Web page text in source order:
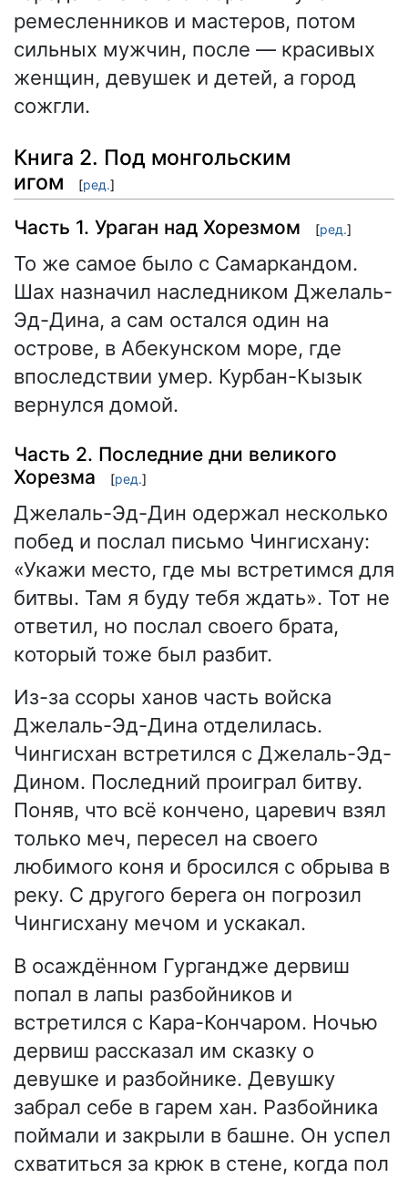
ремесленников и мастеров, потом
сильных мужчин, после — красивых
женщин, девушек и детей, а город
сожгли.
Книга 2. Под монгольским
игом
[ред.]
Часть 1. Ураган над Хорезмом [ред.]
То же самое было с Самаркандом.
Шах назначил наследником Джелаль-
Эд-Дина, а сам остался один на
острове, в Абекунском море, где
впоследствии умер. Курбан-Кызык
вернулся домой.
Часть 2. Последние дни великого
Хорезма
[ред.]
Джелаль-Эд-Дин одержал несколько
побед и послал письмо Чингисхану:
«Укажи место, где мы встретимся для
битвы. Там я буду тебя ждать». Тот не
ответил, но послал своего брата,
который тоже был разбит.
Из-за ссоры ханов часть войска
Джелаль-Эд-Дина отделилась.
Чингисхан встретился с Джелаль-Эд-
Дином. Последний проиграл битву.
Поняв, что всё кончено, царевич взял
только меч, пересел на своего
любимого коня и бросился с обрыва в
реку. С другого берега он погрозил
Чингисхану мечом и ускакал.
В осаждённом Гургандже дервиш
попал в лапы разбойников и
встретился с Кара-Кончаром. Ночью
дервиш рассказал им сказку о
девушке и разбойнике. Девушку
забрал себе в гарем хан. Разбойника
поймали и закрыли в башне. Он успел
схватиться за крюк в стене, когда пол